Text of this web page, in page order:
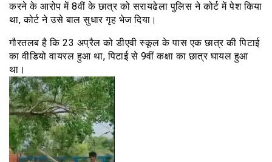
करने के आरोप में 8वीं के छात्र को सरायढेला पुलिस ने कोर्ट में पेश किया
था, कोर्ट ने उसे बाल सुधार गृह भेज दिया।
गौरतलब है कि 23 अप्रैल को डीएवी स्कूल के पास एक छात्र की पिटाई
का वीडियो वायरल हुआ था, पिटाई से 9वीं कक्षा का छात्र घायल हुआ
था।